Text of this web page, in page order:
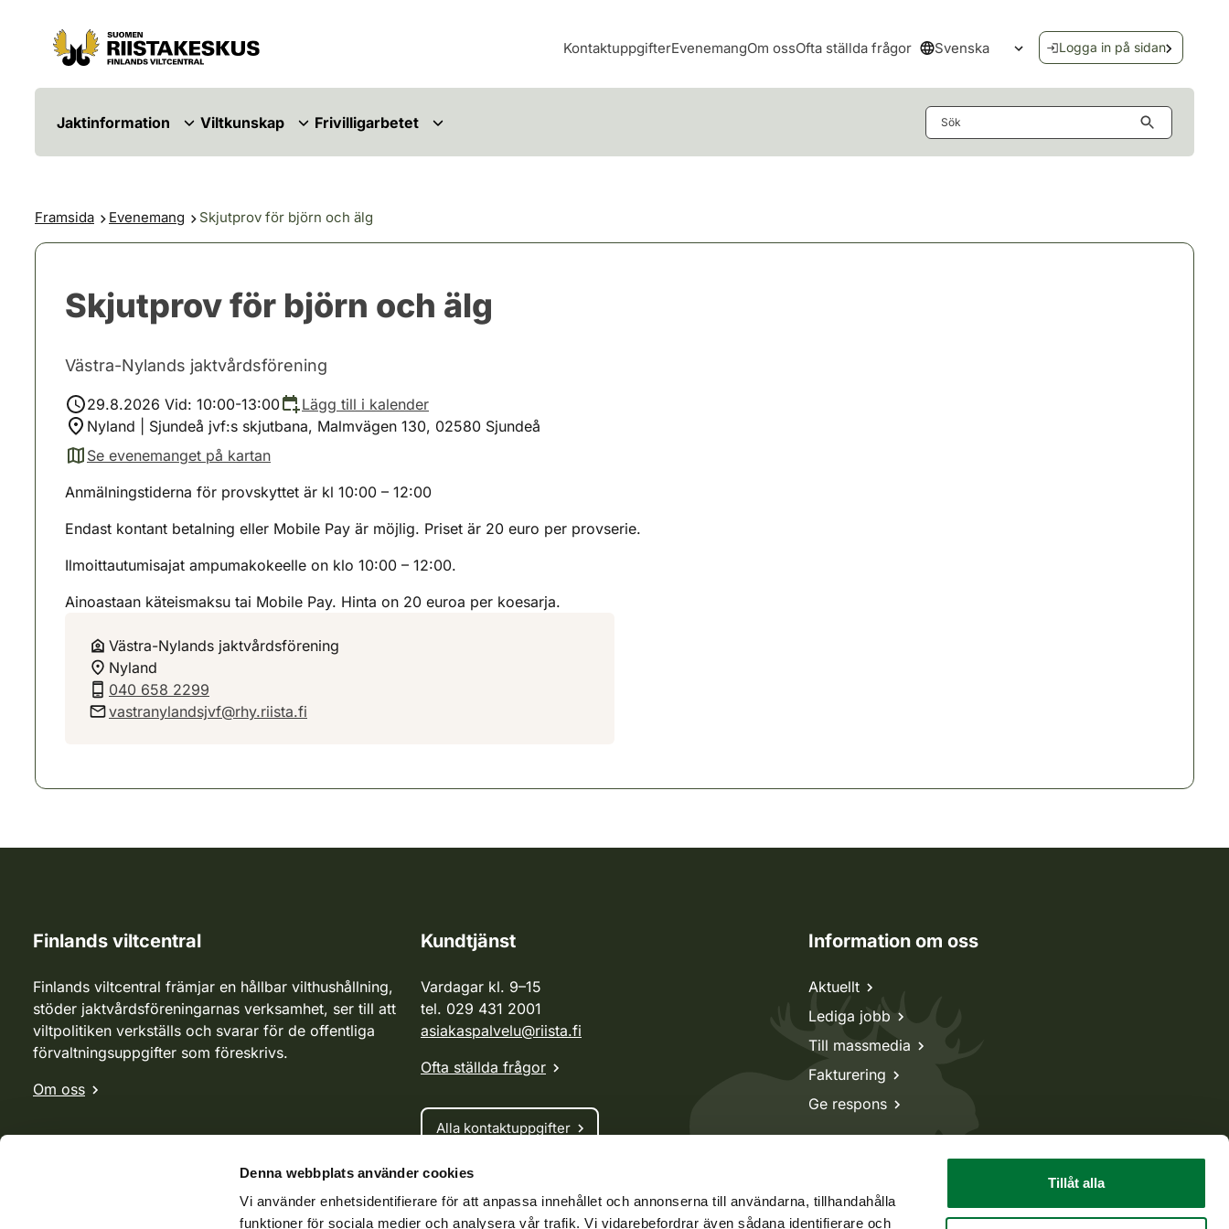
Denna webbplats använder cookies
Vi använder enhetsidentifierare för att anpassa innehållet och annonserna till användarna, tillhandahålla
funktioner för sociala medier och analysera vår trafik. Vi vidarebefordrar även sådana identifierare och
Tillåt alla
Hoppa till innehåll
Gå till webbplatskartan
KontaktuppgifterEvenemangOm ossOfta ställda frågor Svenska
Öppna språkmenyn
Logga in på sidan
Jaktinformation Viltkunskap Frivilligarbetet
Framsida Evenemang Skjutprov för björn och älg
Skjutprov för björn och älg
Västra-Nylands jaktvårdsförening
29.8.2026 Vid: 10:00-13:00
Lägg till i kalender
Nyland | Sjundeå jvf:s skjutbana, Malmvägen 130, 02580 Sjundeå
Se evenemanget på kartan
(avautuu uuteen välilehteen)
Anmälningstiderna för provskyttet är kl 10:00 – 12:00
Endast kontant betalning eller Mobile Pay är möjlig. Priset är 20 euro per provserie.
Ilmoittautumisajat ampumakokeelle on klo 10:00 – 12:00.
Ainoastaan käteismaksu tai Mobile Pay. Hinta on 20 euroa per koesarja.
Västra-Nylands jaktvårdsförening
Nyland
040 658 2299
vastranylandsjvf@rhy.riista.fi
Finlands viltcentral
Finlands viltcentral främjar en hållbar vilthushållning,
stöder jaktvårdsföreningarnas verksamhet, ser till att
viltpolitiken verkställs och svarar för de offentliga
förvaltningsuppgifter som föreskrivs.
Om oss
Kundtjänst
Vardagar kl. 9–15
tel. 029 431 2001
asiakaspalvelu@riista.fi
Ofta ställda frågor
Alla kontaktuppgifter
Jaktkort
Oma riista -tjänsten
Information om oss
Aktuellt
Lediga jobb
Till massmedia
Fakturering
Ge respons